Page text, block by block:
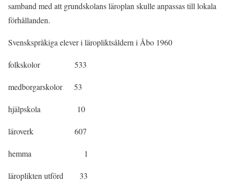
samband med att grundskolans läroplan skulle anpassas till lokala
förhållanden.
Svenskspråkiga elever i läropliktsåldern i Åbo 1960
folkskolor 533
medborgarskolor 53
hjälpskola 10
läroverk 607
hemma 1
läroplikten utförd 33